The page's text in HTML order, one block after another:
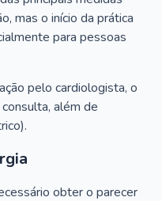
mas o início da prática
para pessoas
pelo cardiologista, o
além de
obter o parecer